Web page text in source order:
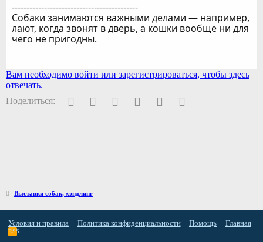
-------------------------------------------
Собаки занимаются важными делами — например,
лают, когда звонят в дверь, а кошки вообще ни для
чего не пригодны.
Вам необходимо войти или зарегистрироваться, чтобы здесь
отвечать.
Поделиться:
FacebookTwitter PinterestWhatsAppЭлектронная почта
Выставки собак, хэндлинг
Условия и правила Политика конфиденциальности Помощь Главная
RSS